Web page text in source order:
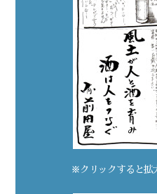
※クリックすると拡